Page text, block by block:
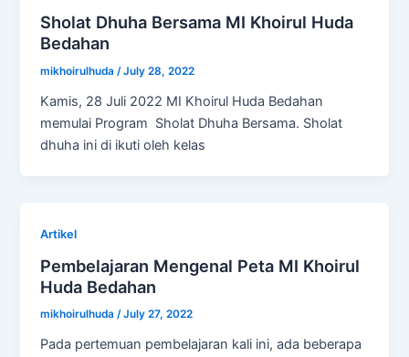
Sholat Dhuha Bersama MI Khoirul Huda
Bedahan
mikhoirulhuda/July 28, 2022
Kamis, 28 Juli 2022 MI Khoirul Huda Bedahan
memulai Program Sholat Dhuha Bersama. Sholat
dhuha ini di ikuti oleh kelas
Artikel
Pembelajaran Mengenal Peta MI Khoirul
Huda Bedahan
mikhoirulhuda/July 27, 2022
Pada pertemuan pembelajaran kali ini, ada beberapa